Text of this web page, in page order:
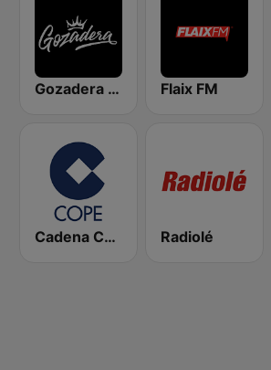
Gozadera FM Flaix FM
Cadena COPE Radiolé